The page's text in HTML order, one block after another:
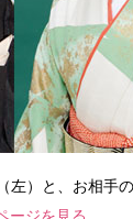
左）と、お相手